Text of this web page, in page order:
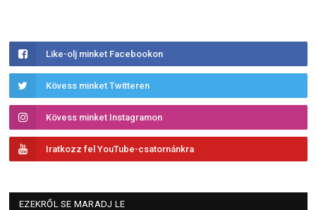
Like-olj minket Facebookon
Kövess minket Twitteren
Kövess minket Instagramon
Iratkozz fel YouTube-csatornánkra
EZEKRŐL SE MARADJ LE